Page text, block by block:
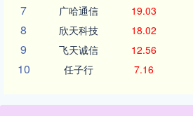
7 广哈通信 19.03
8 欣天科技 18.02
9 飞天诚信 12.56
10 任子行 7.16